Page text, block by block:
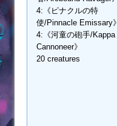
4:《ピナクルの特
使/Pinnacle Emissary》
4:《河童の砲手/Kappa
Cannoneer》
20 creatures